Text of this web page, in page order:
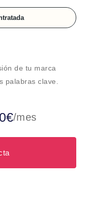
de tu marca
palabras clave.
/mes